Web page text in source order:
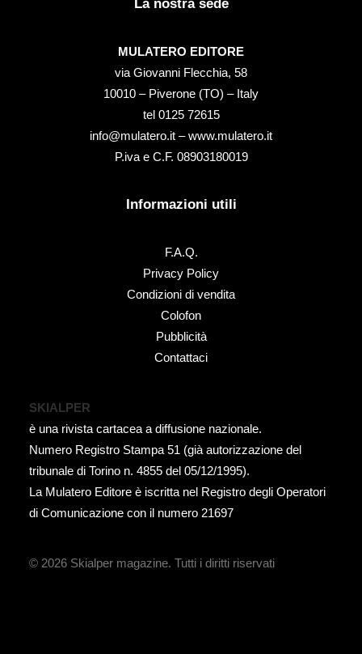
La nostra sede
MULATERO EDITORE
via Giovanni Flecchia, 58
10010 – Piverone (TO) – Italy
tel ‭0125 72615‬
info@mulatero.it –www.mulatero.it
P.iva e C.F. 08903180019
Informazioni utili
F.A.Q.
Privacy Policy
Condizioni di vendita
Colofon
Pubblicità
Contattaci
SKIALPER
è una rivista cartacea a diffusione nazionale.
Numero Registro Stampa 51 (già autorizzazione del
tribunale di Torino n. 4855 del 05/12/1995).
La Mulatero Editore è iscritta nel Registro degli Operatori
di Comunicazione con il numero 21697
© 2026 Skialper magazine. Tutti i diritti riservati